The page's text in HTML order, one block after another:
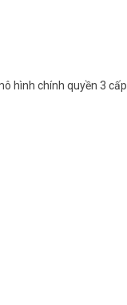
hình chính quyền 3 cấp.